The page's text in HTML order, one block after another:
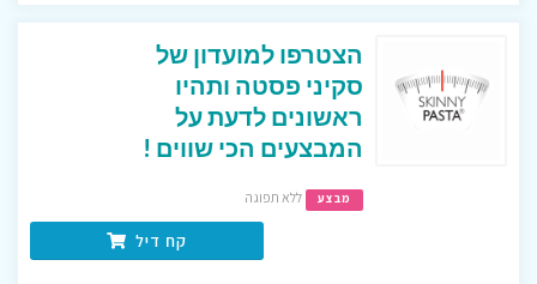
הצטרפו למועדון של
סקיני פסטה ותהיו
ראשונים לדעת על
המבצעים הכי שווים !
מבצע ללא תפוגה
קח דיל